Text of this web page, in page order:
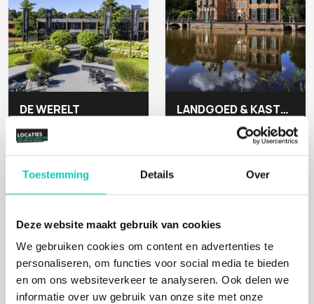
Toestemming Details Over
Deze website maakt gebruik van cookies
We gebruiken cookies om content en advertenties te
personaliseren, om functies voor social media te bieden
en om ons websiteverkeer te analyseren. Ook delen we
informatie over uw gebruik van onze site met onze
DE WERELT LANDGOED & KASTEEL DUIVENVOORDE
Mens, Natuur Mens, Cultuur, Natuur